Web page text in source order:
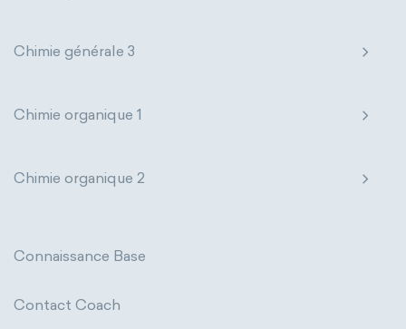
Chimie générale 3
Chimie organique 1
Chimie organique 2
Connaissance Base
Contact Coach